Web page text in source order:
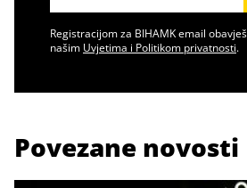
Registracijom za BIHAMK email
našim Uvjetima i Politikom privatnosti.
Povezane novosti